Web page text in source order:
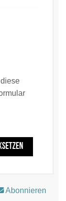
Abonnieren